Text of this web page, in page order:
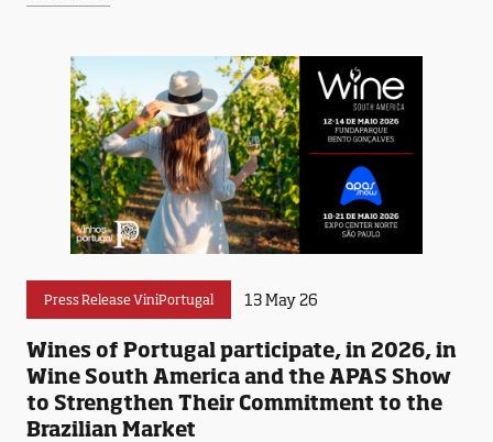
Press Release ViniPortugal 13 May 26
Wines of Portugal participate, in 2026, in
Wine South America and the APAS Show
to Strengthen Their Commitment to the
Brazilian Market